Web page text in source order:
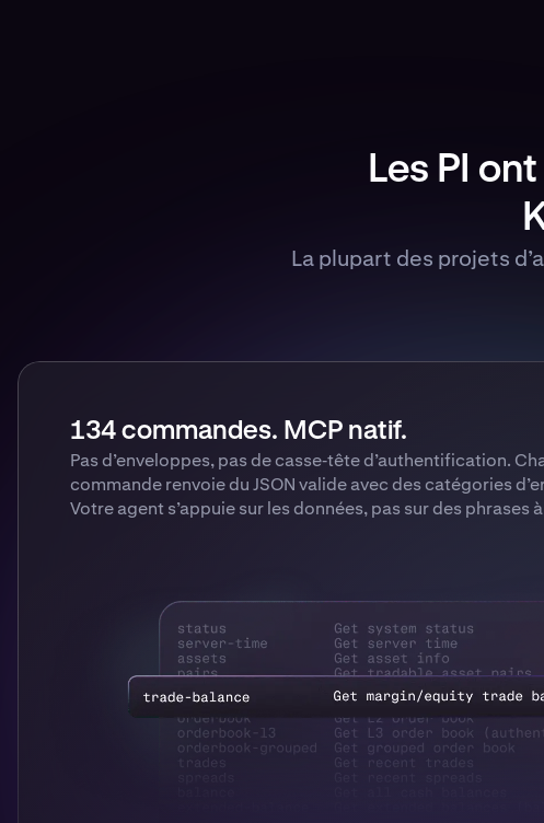
Les PI
La plupart des projets
134 commandes. MCP natif.
Pas d’enveloppes, pas de casse‑tête d’authentification.
commande renvoie du JSON valide avec des catégories
Votre agent s’appuie sur les données, pas sur des phrases